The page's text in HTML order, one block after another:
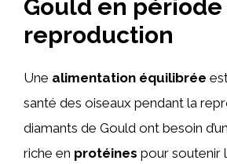
Gould en période
reproduction
Une alimentation équilibrée
santé des oiseaux pendant la
diamants de Gould ont besoin
riche en protéines pour soutenir